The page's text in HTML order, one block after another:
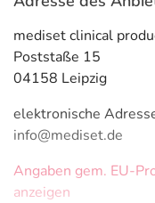
mediset clinical
Poststaße 15
04158 Leipzig
elektronische
info@mediset.de
Angaben gem. EU-
anzeigen